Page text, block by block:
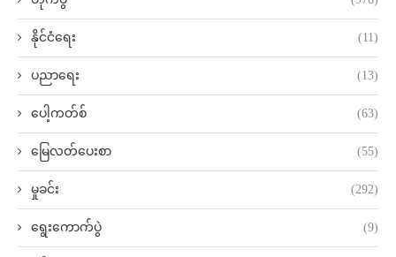
နိုင်ငံရေး (11)
ပညာရေး (13)
ပေါ့ကတ်စ် (63)
မြေလတ်ပေးစာ (55)
မှုခင်း (292)
ရွေးကောက်ပွဲ (9)